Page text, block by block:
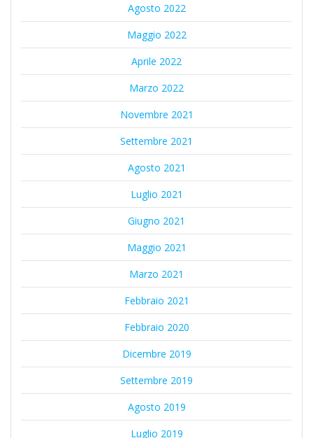
Agosto 2022
Maggio 2022
Aprile 2022
Marzo 2022
Novembre 2021
Settembre 2021
Agosto 2021
Luglio 2021
Giugno 2021
Maggio 2021
Marzo 2021
Febbraio 2021
Febbraio 2020
Dicembre 2019
Settembre 2019
Agosto 2019
Luglio 2019